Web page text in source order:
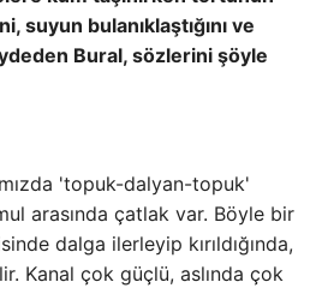
suyun bulanıklaştığını ve
Bural, sözlerini şöyle
'topuk-dalyan-topuk'
arasında çatlak var. Böyle bir
dalga ilerleyip kırıldığında,
Kanal çok güçlü, aslında çok